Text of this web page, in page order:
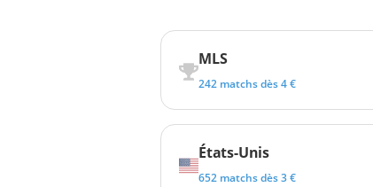
MLS
242 matchs dès 4 €
États-Unis
652 matchs dès 3 €